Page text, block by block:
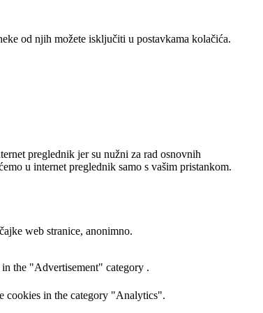
od njih možete isključiti u postavkama kolačića.
preglednik jer su nužni za rad osnovnih
u internet preglednik samo s vašim pristankom.
web stranice, anonimno.
the "Advertisement" category .
cookies in the category "Analytics".